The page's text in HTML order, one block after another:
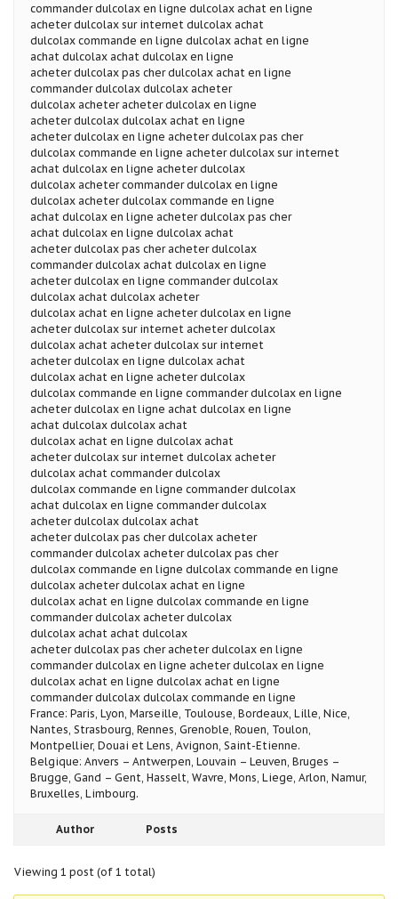
commander dulcolax en ligne dulcolax achat en ligne
acheter dulcolax sur internet dulcolax achat
dulcolax commande en ligne dulcolax achat en ligne
achat dulcolax achat dulcolax en ligne
acheter dulcolax pas cher dulcolax achat en ligne
commander dulcolax dulcolax acheter
dulcolax acheter acheter dulcolax en ligne
acheter dulcolax dulcolax achat en ligne
acheter dulcolax en ligne acheter dulcolax pas cher
dulcolax commande en ligne acheter dulcolax sur internet
achat dulcolax en ligne acheter dulcolax
dulcolax acheter commander dulcolax en ligne
dulcolax acheter dulcolax commande en ligne
achat dulcolax en ligne acheter dulcolax pas cher
achat dulcolax en ligne dulcolax achat
acheter dulcolax pas cher acheter dulcolax
commander dulcolax achat dulcolax en ligne
acheter dulcolax en ligne commander dulcolax
dulcolax achat dulcolax acheter
dulcolax achat en ligne acheter dulcolax en ligne
acheter dulcolax sur internet acheter dulcolax
dulcolax achat acheter dulcolax sur internet
acheter dulcolax en ligne dulcolax achat
dulcolax achat en ligne acheter dulcolax
dulcolax commande en ligne commander dulcolax en ligne
acheter dulcolax en ligne achat dulcolax en ligne
achat dulcolax dulcolax achat
dulcolax achat en ligne dulcolax achat
acheter dulcolax sur internet dulcolax acheter
dulcolax achat commander dulcolax
dulcolax commande en ligne commander dulcolax
achat dulcolax en ligne commander dulcolax
acheter dulcolax dulcolax achat
acheter dulcolax pas cher dulcolax acheter
commander dulcolax acheter dulcolax pas cher
dulcolax commande en ligne dulcolax commande en ligne
dulcolax acheter dulcolax achat en ligne
dulcolax achat en ligne dulcolax commande en ligne
commander dulcolax acheter dulcolax
dulcolax achat achat dulcolax
acheter dulcolax pas cher acheter dulcolax en ligne
commander dulcolax en ligne acheter dulcolax en ligne
dulcolax achat en ligne dulcolax achat en ligne
commander dulcolax dulcolax commande en ligne
France: Paris, Lyon, Marseille, Toulouse, Bordeaux, Lille, Nice,
Nantes, Strasbourg, Rennes, Grenoble, Rouen, Toulon,
Montpellier, Douai et Lens, Avignon, Saint-Etienne.
Belgique: Anvers – Antwerpen, Louvain – Leuven, Bruges –
Brugge, Gand – Gent, Hasselt, Wavre, Mons, Liege, Arlon, Namur,
Bruxelles, Limbourg.
Author Posts
Viewing 1 post (of 1 total)